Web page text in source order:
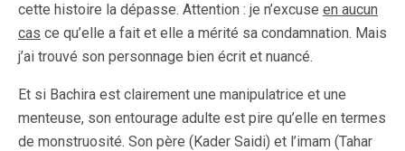
cette histoire la dépasse. Attention : je n’excuse en aucun
cas ce qu’elle a fait et elle a mérité sa condamnation. Mais
j’ai trouvé son personnage bien écrit et nuancé.
Et si Bachira est clairement une manipulatrice et une
menteuse, son entourage adulte est pire qu’elle en termes
de monstruosité. Son père (Kader Saidi) et l’imam (Tahar